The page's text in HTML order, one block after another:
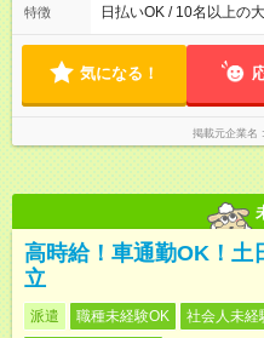
よって時間外での勤務
特徴 日払いOK / 10名以上の
気になる！
掲載元企業名
高時給！車通勤OK！土
立
派遣 職種未経験OK 社会人未経